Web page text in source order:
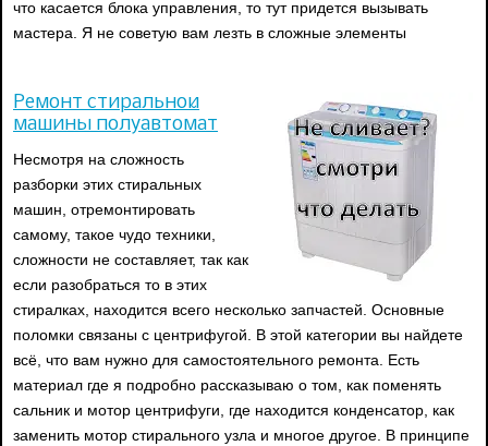
что касается блока управления, то тут придется вызывать
мастера. Я не советую вам лезть в сложные элементы
Ремонт стиральной
машины полуавтомат
Несмотря на сложность
разборки этих стиральных
машин, отремонтировать
самому, такое чудо техники,
сложности не составляет, так как
если разобраться то в этих
стиралках, находится всего несколько запчастей. Основные
поломки связаны с центрифугой. В этой категории вы найдете
всё, что вам нужно для самостоятельного ремонта. Есть
материал где я подробно рассказываю о том, как поменять
сальник и мотор центрифуги, где находится конденсатор, как
заменить мотор стирального узла и многое другое. В принципе